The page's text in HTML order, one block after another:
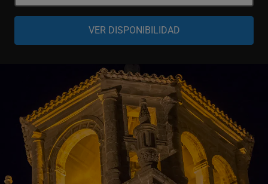
- +
8-17 años -
Niño
0-7 años - +